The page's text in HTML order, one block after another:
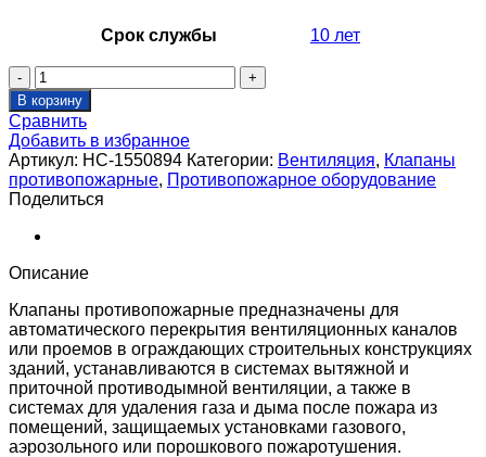
Срок службы 10 лет
Количество
товара
Клапан
противопожарный
SHUFT
SHFDO-
90-
O-
450_800-
0-
0-
0
В корзину
Сравнить
Добавить в избранное
Артикул: НС-1550894 Категории: Вентиляция, Клапаны
противопожарные, Противопожарное оборудование
Поделиться
Описание
Клапаны противопожарные предназначены для
автоматического перекрытия вентиляционных каналов
или проемов в ограждающих строительных конструкциях
зданий, устанавливаются в системах вытяжной и
приточной противодымной вентиляции, а также в
системах для удаления газа и дыма после пожара из
помещений, защищаемых установками газового,
аэрозольного или порошкового пожаротушения.